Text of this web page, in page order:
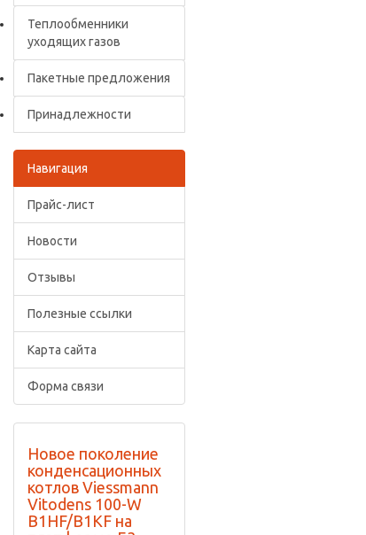
Теплообменники
уходящих газов
Пакетные предложения
Принадлежности
Навигация
Прайс-лист
Новости
Отзывы
Полезные ссылки
Карта сайта
Форма связи
Новое поколение
конденсационных
котлов Viessmann
Vitodens 100-W
B1HF/B1KF на